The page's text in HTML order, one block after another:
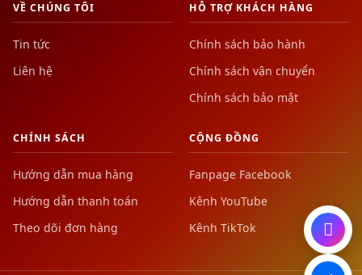
VỀ CHÚNG TÔI
Tin tức
Liên hệ
HỖ TRỢ KHÁCH HÀNG
Chính sách bảo hành
Chính sách vận chuyển
Chính sách bảo mật
CHÍNH SÁCH
Hướng dẫn mua hàng
Hướng dẫn thanh toán
Theo dõi đơn hàng
CỘNG ĐỒNG
Fanpage Facebook
Kênh YouTube
Kênh TikTok